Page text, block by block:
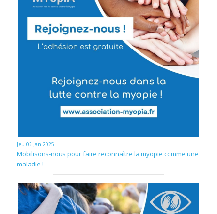
Jeu 02 Jan 2025
Mobilisons-nous pour faire reconnaître la myopie comme une
maladie !